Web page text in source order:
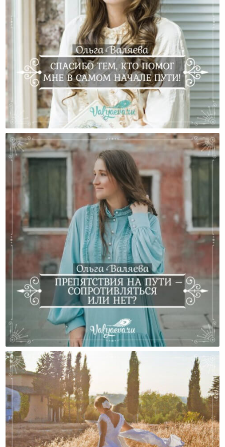
Спасибо Тем, Кто Помог Мне В Самом Начале Пути!
Препятствия На Пути – Сопротивляться Или Нет?